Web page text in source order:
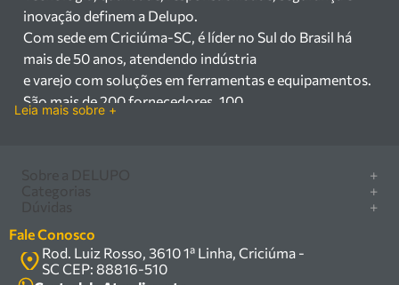
inovação definem a Delupo.
Com sede em Criciúma-SC, é líder no Sul do Brasil há
mais de 50 anos, atendendo indústria
e varejo com soluções em ferramentas e equipamentos.
São mais de 200 fornecedores, 100
equipamentos industriais no Sul do Brasil. Com sede em
Criciúma – SC, atendemos os
setores industrial e varejista com um amplo portfólio de
produtos à pronta entrega.
Leia mais sobre +
+
Marcas
Política de privacidade
+
Serra circular
Compressor
Caixa Organizadora
+
Como comprar
Central de ajuda
Troca, devolução e garantia
Fale Conosco
Rod. Luiz Rosso, 3610 1ª Linha, Criciúma -
SC CEP: 88816-510